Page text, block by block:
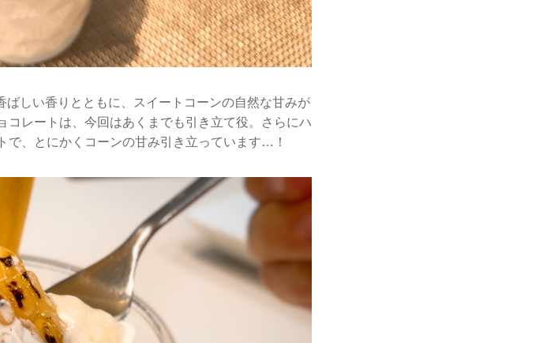
しい香りとともに、スイートコーンの自然な甘みが
レートは、今回はあくまでも引き立て役。さらにハ
で、とにかくコーンの甘み引き立っています…！